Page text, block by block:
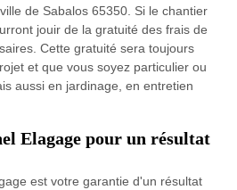
de Sabalos 65350. Si le chantier
jouir de la gratuité des frais de
Cette gratuité sera toujours
et que vous soyez particulier ou
aussi en jardinage, en entretien
Elagage pour un résultat
est votre garantie d'un résultat